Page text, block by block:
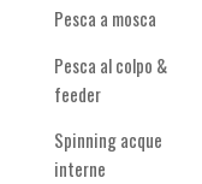
Pesca a mosca
Pesca al colpo &
feeder
Spinning acque
interne